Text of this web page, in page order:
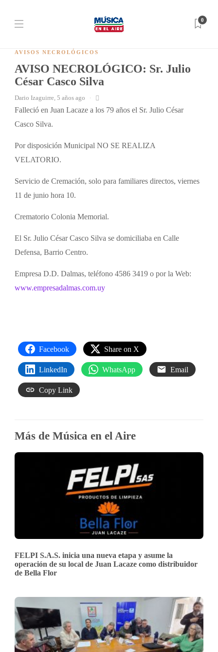
0
AVISOS NECROLÓGICOS
AVISO NECROLÓGICO: Sr. Julio
César Casco Silva
Dario Izaguirre, 5 años ago
Falleció en Juan Lacaze a los 79 años el Sr. Julio César
Casco Silva.
Por disposición Municipal NO SE REALIZA
VELATORIO.
Servicio de Cremación, solo para familiares directos, viernes
11 de junio hora 10.
Crematorio Colonia Memorial.
El Sr. Julio César Casco Silva se domiciliaba en Calle
Defensa, Barrio Centro.
Empresa D.D. Dalmas, teléfono 4586 3419 o por la Web:
www.empresadalmas.com.uy
Facebook Share on X
LinkedIn WhatsApp Email
Copy Link
Más de Música en el Aire
FELPI S.A.S. inicia una nueva etapa y asume la
operación de su local de Juan Lacaze como distribuidor
de Bella Flor